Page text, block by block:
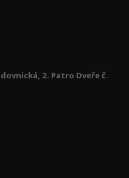
2. Patro Dveře č.